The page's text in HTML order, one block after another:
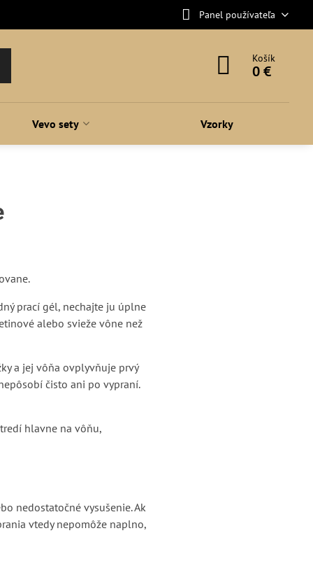
Panel používateľa
Košík
0 €
Vevo sety Vzorky
prací gél, nechajte ju úplne
alebo svieže vône než
a jej vôňa ovplyvňuje prvý
čisto ani po vypraní.
hlavne na vôňu,
nedostatočné vysušenie. Ak
vtedy nepomôže naplno,